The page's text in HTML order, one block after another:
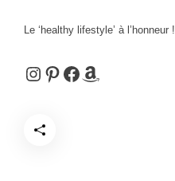
Le ‘healthy lifestyle’ à l’honneur !
Instagram
Pinterest
Facebook
Amazon